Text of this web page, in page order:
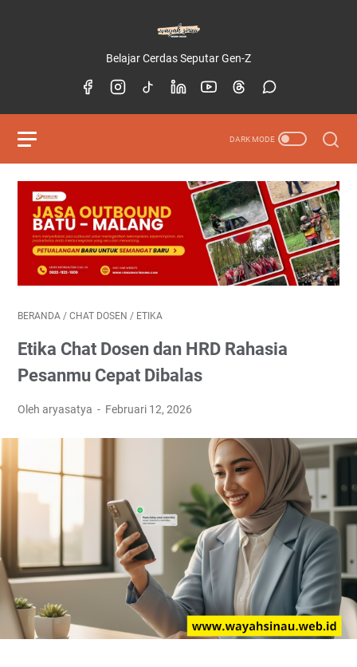
Belajar Cerdas Seputar Gen-Z
BERANDA / CHAT DOSEN / ETIKA
Etika Chat Dosen dan HRD Rahasia
Pesanmu Cepat Dibalas
Oleh aryasatya Februari 12, 2026